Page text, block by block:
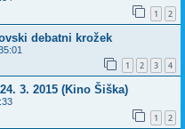
1 2
debatni krožek
1 2 3 4
3. 2015 (Kino Šiška)
1 2